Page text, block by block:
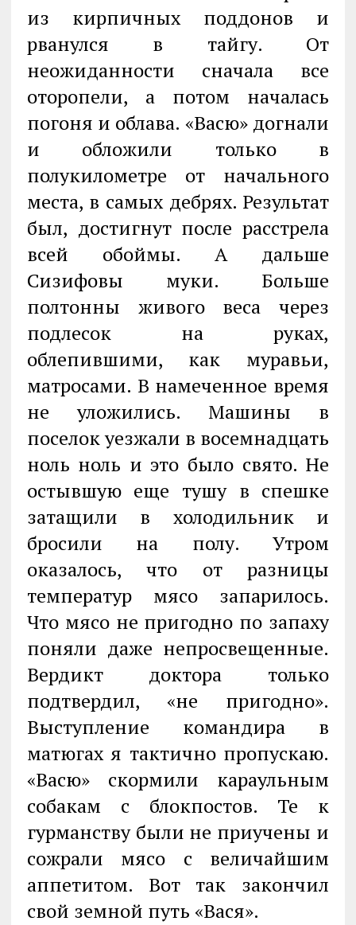
из кирпичных поддонов и
рванулся в тайгу. От
неожиданности сначала все
оторопели, а потом началась
погоня и облава. «Васю» догнали
и обложили только в
полукилометре от начального
места, в самых дебрях. Результат
был, достигнут после расстрела
всей обоймы. А дальше
Сизифовы муки. Больше
полтонны живого веса через
подлесок на руках,
облепившими, как муравьи,
матросами. В намеченное время
не уложились. Машины в
поселок уезжали в восемнадцать
ноль ноль и это было свято. Не
остывшую еще тушу в спешке
затащили в холодильник и
бросили на полу. Утром
оказалось, что от разницы
температур мясо запарилось.
Что мясо не пригодно по запаху
поняли даже непросвещенные.
Вердикт доктора только
подтвердил, «не пригодно».
Выступление командира в
матюгах я тактично пропускаю.
«Васю» скормили караульным
собакам с блокпостов. Те к
гурманству были не приучены и
сожрали мясо с величайшим
аппетитом. Вот так закончил
свой земной путь «Вася».